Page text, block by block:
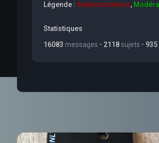
Légende : Administrateurs,
Statistiques
16083 messages • 2118sujets • 935